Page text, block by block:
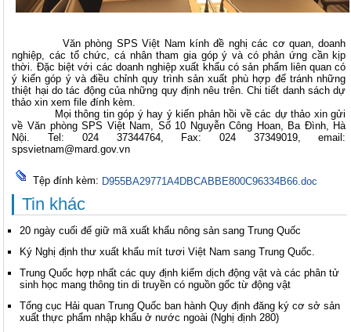
Văn phòng SPS Việt Nam kính đề nghị các cơ quan, doanh
nghiệp, các tổ chức, cá nhân tham gia góp ý và có phản ứng cần kịp
thời. Đặc biệt với các doanh nghiệp xuất khẩu có sản phẩm liên quan có
ý kiến góp ý và điều chỉnh quy trình sản xuất phù hợp để tránh những
thiệt hại do tác động của những quy định nêu trên. Chi tiết danh sách dự
thảo xin xem file đính kèm.
Mọi thông tin góp ý hay ý kiến phản hồi về các dự thảo xin gửi
về Văn phòng SPS Việt Nam, Số 10 Nguyễn Công Hoan, Ba Đình, Hà
Nội. Tel: 024 37344764, Fax: 024 37349019, email:
spsvietnam@mard.gov.vn
Tệp đính kèm: D955BA29771A4DBCABBE800C96334B66.doc
Tin khác
20 ngày cuối để giữ mã xuất khẩu nông sản sang Trung Quốc
Ký Nghị định thư xuất khẩu mít tươi Việt Nam sang Trung Quốc.
Trung Quốc hợp nhất các quy định kiểm dịch động vật và các phân tử
sinh học mang thông tin di truyền có nguồn gốc từ động vật
Tổng cục Hải quan Trung Quốc ban hành Quy định đăng ký cơ sở sản
xuất thực phẩm nhập khẩu ở nước ngoài (Nghị định 280)